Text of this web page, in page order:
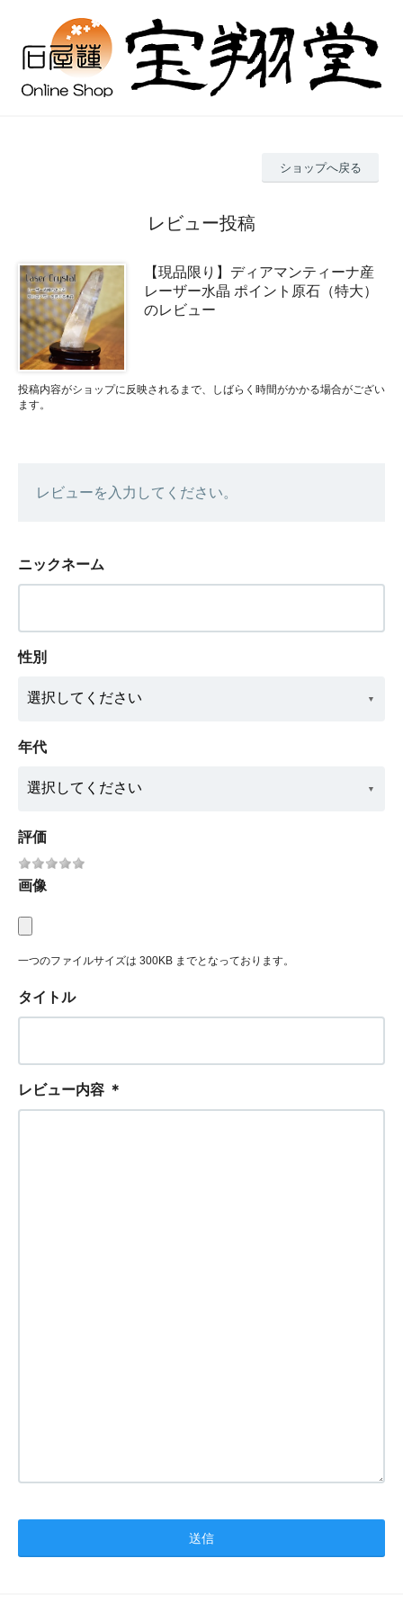
ショップへ戻る
レビュー投稿
【現品限り】ディアマンティーナ産
レーザー水晶 ポイント原石（特大）
のレビュー
投稿内容がショップに反映されるまで、しばらく時間がかかる場合がござい
ます。
レビューを入力してください。
ニックネーム
性別
年代
評価
画像
一つのファイルサイズは 300KB までとなっております。
タイトル
レビュー内容 ＊